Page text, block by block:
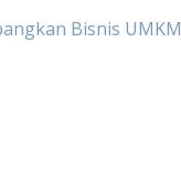
Bisnis UMKM